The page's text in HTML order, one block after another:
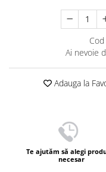
Ai nevoie
Adauga la
Te ajutăm să alegi
necesar